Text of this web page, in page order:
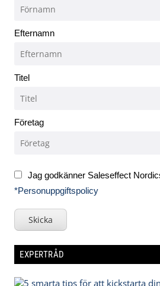
Efternamn
Titel
Företag
Jag godkänner Saleseffect
*Personuppgiftspolicy
Skicka
EXPERTRÅD